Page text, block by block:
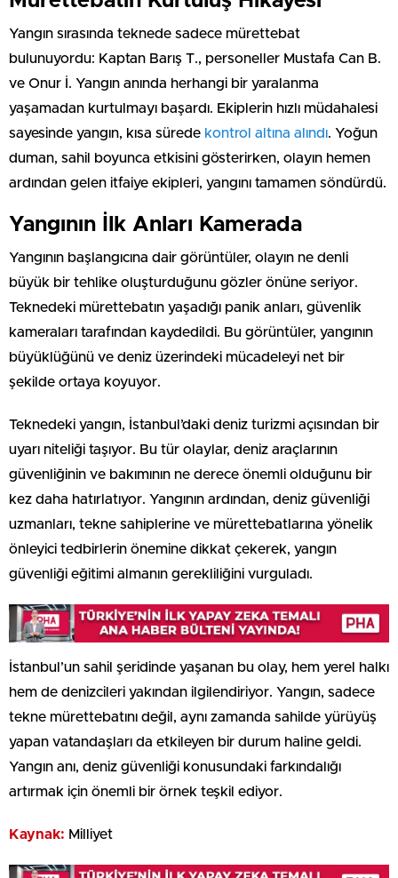
Yangın sırasında teknede sadece mürettebat
bulunuyordu: Kaptan Barış T., personeller Mustafa Can B.
ve Onur İ. Yangın anında herhangi bir yaralanma
yaşamadan kurtulmayı başardı. Ekiplerin hızlı müdahalesi
sayesinde yangın, kısa sürede kontrol altına alındı. Yoğun
duman, sahil boyunca etkisini gösterirken, olayın hemen
ardından gelen itfaiye ekipleri, yangını tamamen söndürdü.
Yangının İlk Anları Kamerada
Yangının başlangıcına dair görüntüler, olayın ne denli
büyük bir tehlike oluşturduğunu gözler önüne seriyor.
Teknedeki mürettebatın yaşadığı panik anları, güvenlik
kameraları tarafından kaydedildi. Bu görüntüler, yangının
büyüklüğünü ve deniz üzerindeki mücadeleyi net bir
şekilde ortaya koyuyor.
Teknedeki yangın, İstanbul’daki deniz turizmi açısından bir
uyarı niteliği taşıyor. Bu tür olaylar, deniz araçlarının
güvenliğinin ve bakımının ne derece önemli olduğunu bir
kez daha hatırlatıyor. Yangının ardından, deniz güvenliği
uzmanları, tekne sahiplerine ve mürettebatlarına yönelik
önleyici tedbirlerin önemine dikkat çekerek, yangın
güvenliği eğitimi almanın gerekliliğini vurguladı.
İstanbul’un sahil şeridinde yaşanan bu olay, hem yerel halkı
hem de denizcileri yakından ilgilendiriyor. Yangın, sadece
tekne mürettebatını değil, aynı zamanda sahilde yürüyüş
yapan vatandaşları da etkileyen bir durum haline geldi.
Yangın anı, deniz güvenliği konusundaki farkındalığı
artırmak için önemli bir örnek teşkil ediyor.
Kaynak: Milliyet